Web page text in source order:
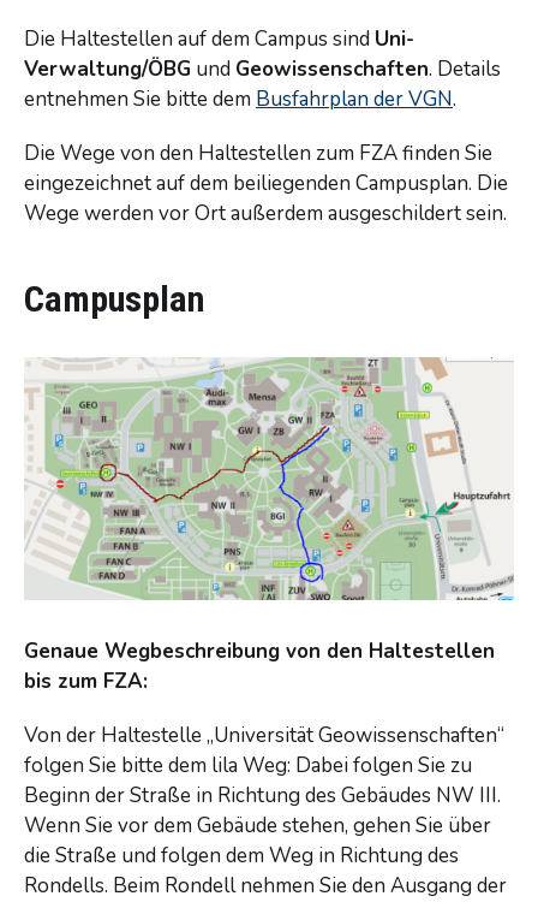
Die Haltestellen auf dem Campus sind Uni-
Verwaltung/ÖBG und Geowissenschaften. Details
entnehmen Sie bitte dem Busfahrplan der VGN.
Die Wege von den Haltestellen zum FZA finden Sie
eingezeichnet auf dem beiliegenden Campusplan. Die
Wege werden vor Ort außerdem ausgeschildert sein.
Campusplan
Genaue Wegbeschreibung von den Haltestellen
bis zum FZA:
Von der Haltestelle „Universität Geowissenschaften“
folgen Sie bitte dem lila Weg: Dabei folgen Sie zu
Beginn der Straße in Richtung des Gebäudes NW III.
Wenn Sie vor dem Gebäude stehen, gehen Sie über
die Straße und folgen dem Weg in Richtung des
Rondells. Beim Rondell nehmen Sie den Ausgang der